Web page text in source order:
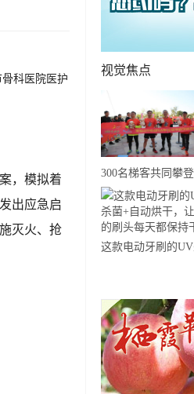
科医院医护
，模拟着
出应急启
灭火、抢
视觉焦点
300名梯客共同攀登
2019国际垂直马拉
级精英赛顺德海骏
心站欢乐开跑
这款电动牙刷的